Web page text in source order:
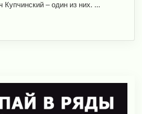
Купчинский – один из них. ...